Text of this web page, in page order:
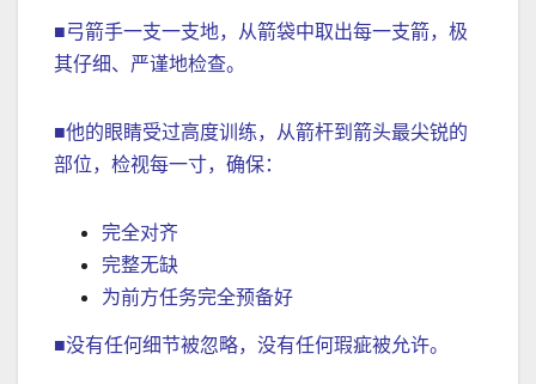
■弓箭手一支一支地，从箭袋中取出每一支箭，极
其仔细、严谨地检查。
■他的眼睛受过高度训练，从箭杆到箭头最尖锐的
部位，检视每一寸，确保：
完全对齐
完整无缺
为前方任务完全预备好
■没有任何细节被忽略，没有任何瑕疵被允许。